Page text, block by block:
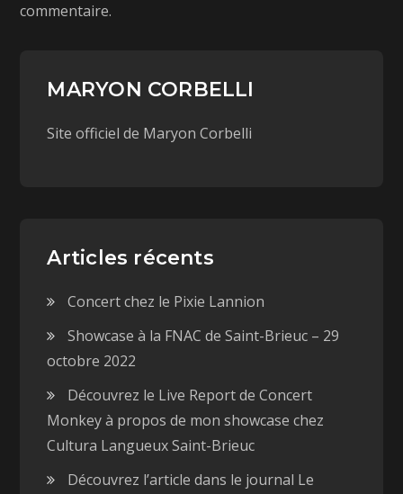
commentaire.
MARYON CORBELLI
Site officiel de Maryon Corbelli
Articles récents
Concert chez le Pixie Lannion
Showcase à la FNAC de Saint-Brieuc – 29
octobre 2022
Découvrez le Live Report de Concert
Monkey à propos de mon showcase chez
Cultura Langueux Saint-Brieuc
Découvrez l’article dans le journal Le